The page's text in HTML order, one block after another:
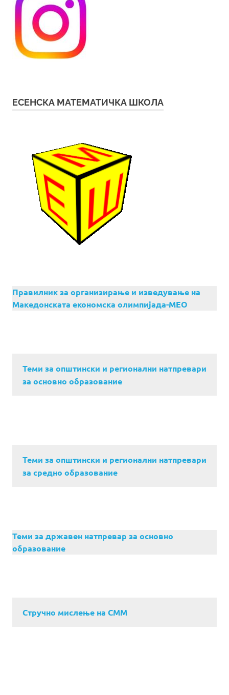
ЕСЕНСКА МАТЕМАТИЧКА ШКОЛА
Правилник за организирање и изведување на
Македонската економска олимпијада-МЕО
Теми за општински и регионални натпревари
за основно образование
Теми за општински и регионални натпревари
за средно образование
Теми за државен натпревар за основно
образование
Стручно мислење на СММ